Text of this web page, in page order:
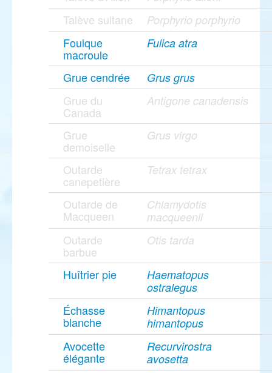
Talève sultane Porphyrio porphyrio
Foulque
macroule
Fulica atra
Grue cendrée Grus grus
Grue du
Canada
Antigone canadensis
Grue
demoiselle
Grus virgo
Outarde
canepetière
Tetrax tetrax
Outarde de
Macqueen
Chlamydotis
macqueenii
Outarde
barbue
Otis tarda
Huîtrier pie
Haematopus
ostralegus
Échasse
blanche
Himantopus
himantopus
Avocette
élégante
Recurvirostra
avosetta